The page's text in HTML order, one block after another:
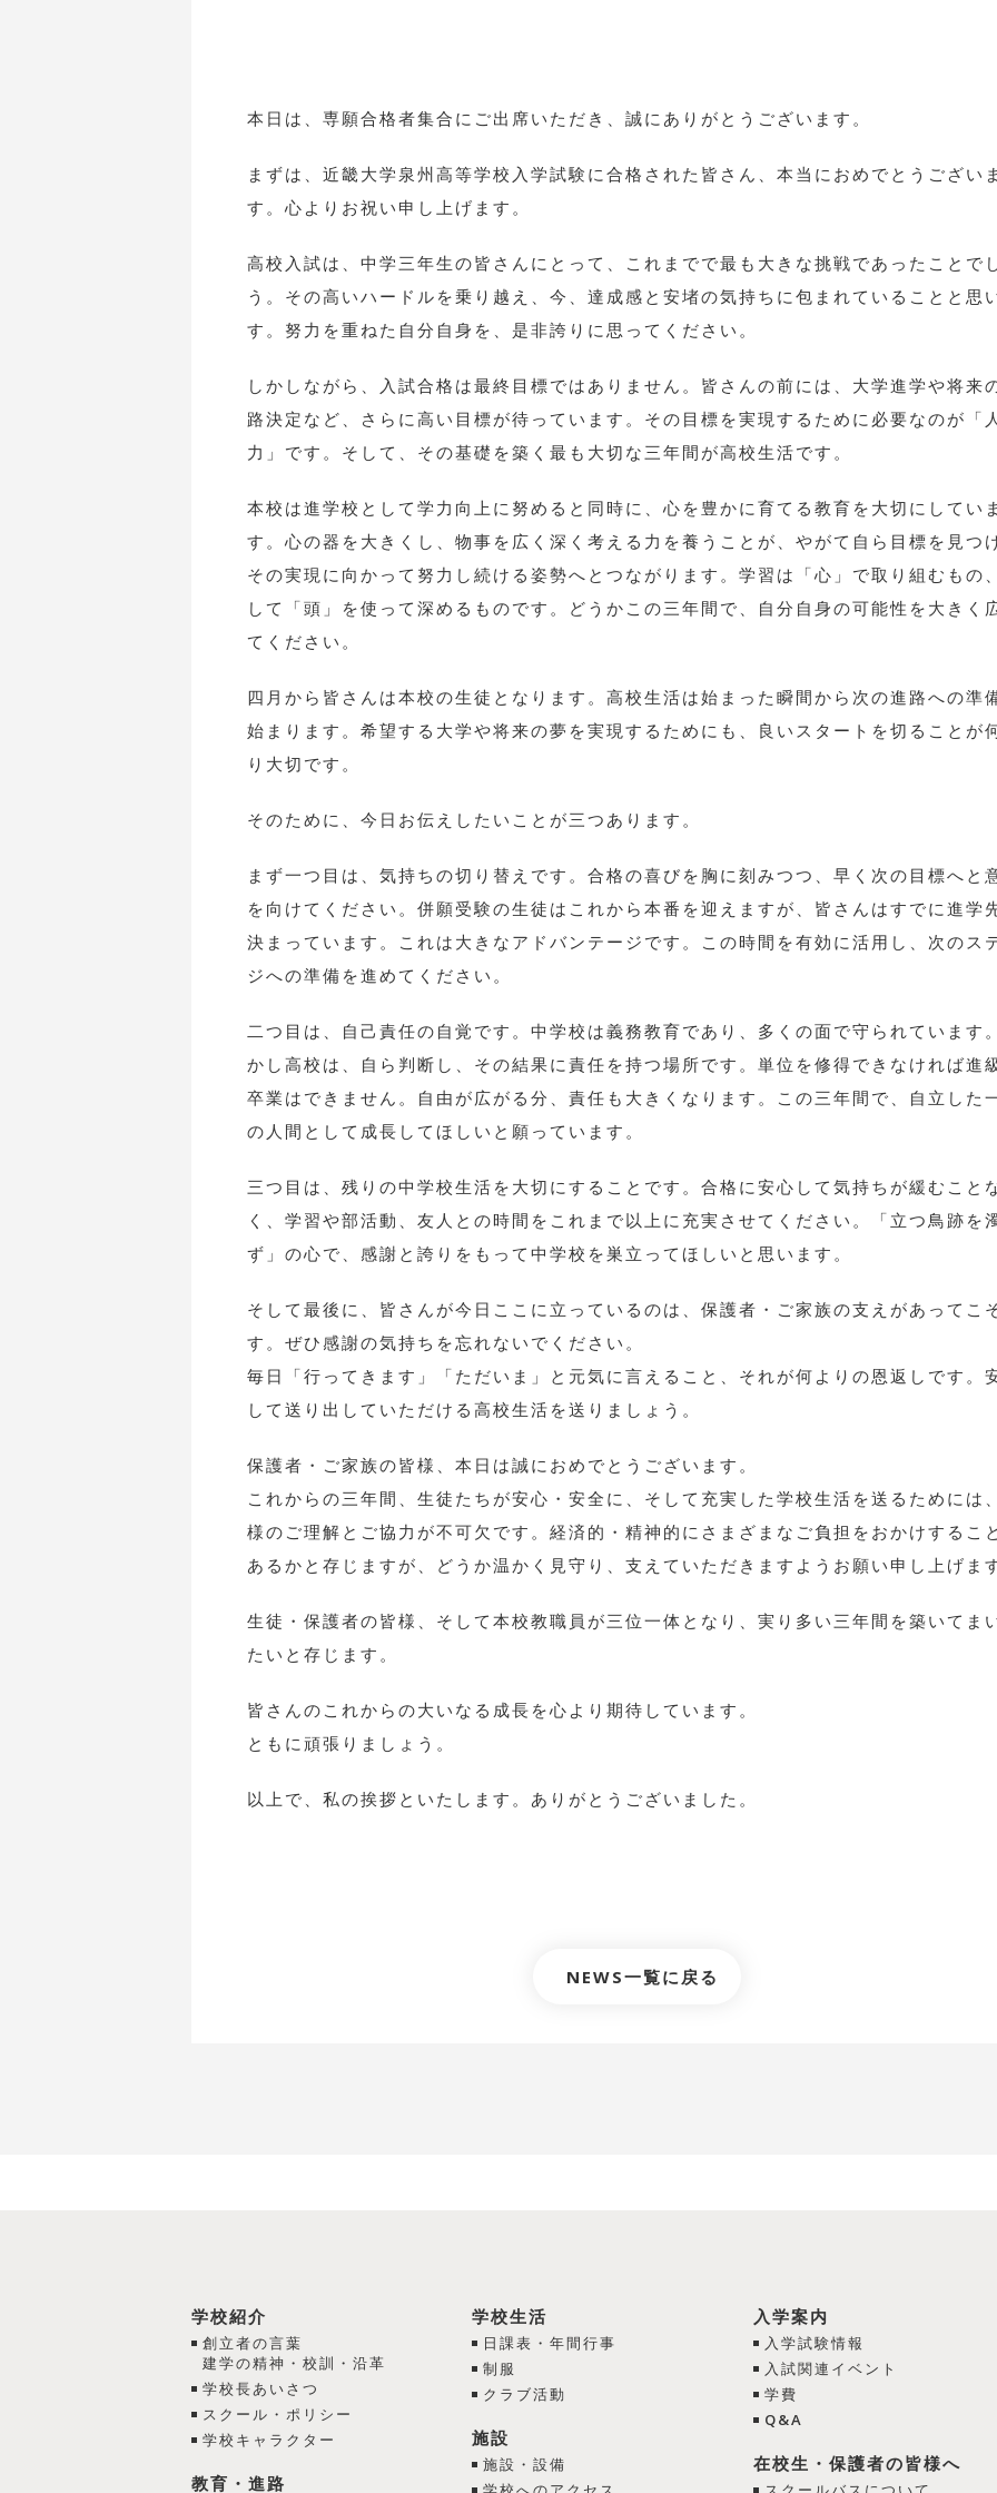
本日は、専願合格者集合にご出席いただき、誠にありがとうございます。
まずは、近畿大学泉州高等学校入学試験に合格された皆さん、本当におめでとうございま
す。心よりお祝い申し上げます。
高校入試は、中学三年生の皆さんにとって、これまでで最も大きな挑戦であったことで
う。その高いハードルを乗り越え、今、達成感と安堵の気持ちに包まれていることと思
す。努力を重ねた自分自身を、是非誇りに思ってください。
しかしながら、入試合格は最終目標ではありません。皆さんの前には、大学進学や将来
路決定など、さらに高い目標が待っています。その目標を実現するために必要なのが「
力」です。そして、その基礎を築く最も大切な三年間が高校生活です。
本校は進学校として学力向上に努めると同時に、心を豊かに育てる教育を大切にしていま
す。心の器を大きくし、物事を広く深く考える力を養うことが、やがて自ら目標を見つけ
その実現に向かって努力し続ける姿勢へとつながります。学習は「心」で取り組むもの
して「頭」を使って深めるものです。どうかこの三年間で、自分自身の可能性を大きく
てください。
四月から皆さんは本校の生徒となります。高校生活は始まった瞬間から次の進路への準
始まります。希望する大学や将来の夢を実現するためにも、良いスタートを切ることが
り大切です。
そのために、今日お伝えしたいことが三つあります。
まず一つ目は、気持ちの切り替えです。合格の喜びを胸に刻みつつ、早く次の目標へと
を向けてください。併願受験の生徒はこれから本番を迎えますが、皆さんはすでに進学
決まっています。これは大きなアドバンテージです。この時間を有効に活用し、次のス
ジへの準備を進めてください。
二つ目は、自己責任の自覚です。中学校は義務教育であり、多くの面で守られています
かし高校は、自ら判断し、その結果に責任を持つ場所です。単位を修得できなければ進
卒業はできません。自由が広がる分、責任も大きくなります。この三年間で、自立した
の人間として成長してほしいと願っています。
三つ目は、残りの中学校生活を大切にすることです。合格に安心して気持ちが緩むこと
く、学習や部活動、友人との時間をこれまで以上に充実させてください。「立つ鳥跡を
ず」の心で、感謝と誇りをもって中学校を巣立ってほしいと思います。
そして最後に、皆さんが今日ここに立っているのは、保護者・ご家族の支えがあってこ
す。ぜひ感謝の気持ちを忘れないでください。
毎日「行ってきます」「ただいま」と元気に言えること、それが何よりの恩返しです。
して送り出していただける高校生活を送りましょう。
保護者・ご家族の皆様、本日は誠におめでとうございます。
これからの三年間、生徒たちが安心・安全に、そして充実した学校生活を送るためには
様のご理解とご協力が不可欠です。経済的・精神的にさまざまなご負担をおかけするこ
あるかと存じますが、どうか温かく見守り、支えていただきますようお願い申し上げます
生徒・保護者の皆様、そして本校教職員が三位一体となり、実り多い三年間を築いてま
たいと存じます。
皆さんのこれからの大いなる成長を心より期待しています。
ともに頑張りましょう。
以上で、私の挨拶といたします。ありがとうございました。
NEWS一覧に戻る
学校紹介
創立者の言葉
建学の精神・校訓・沿革
学校長あいさつ
スクール・ポリシー
学校キャラクター
教育・進路
学校生活
日課表・年間行事
制服
クラブ活動
施設
施設・設備
入学案内
入学試験情報
入試関連イベント
学費
Q&A
在校生・保護者の皆様へ